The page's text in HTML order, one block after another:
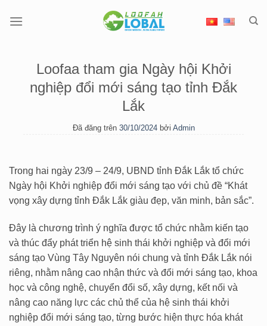
đến
Loofaa tham gia Ngày hội Khởi
nghiệp đổi mới sáng tạo tỉnh Đắk
Lắk
Đã đăng trên 30/10/2024 bởi Admin
Trong hai ngày 23/9 – 24/9, UBND tỉnh Đắk Lắk tổ chức
Ngày hội Khởi nghiệp đổi mới sáng tạo với chủ đề “Khát
vọng xây dựng tỉnh Đắk Lắk giàu đẹp, văn minh, bản sắc”.
Đây là chương trình ý nghĩa được tổ chức nhằm kiến tạo
và thúc đẩy phát triển hệ sinh thái khởi nghiệp và đổi mới
sáng tạo Vùng Tây Nguyên nói chung và tỉnh Đắk Lắk nói
riêng, nhằm nâng cao nhận thức và đổi mới sáng tạo, khoa
học và công nghệ, chuyển đổi số, xây dựng, kết nối và
nâng cao năng lực các chủ thể của hệ sinh thái khởi
nghiệp đổi mới sáng tạo, từng bước hiện thực hóa khát